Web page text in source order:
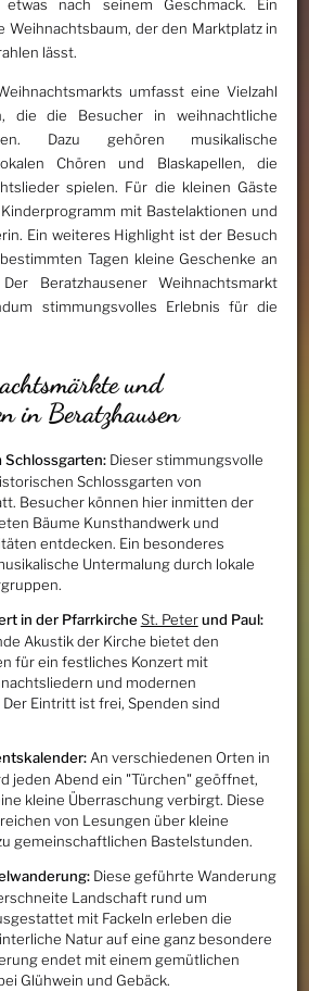
nach seinem Geschmack. Ein
Weihnachtsbaum, der den Marktplatz in
lässt.
umfasst eine Vielzahl
die die Besucher in weihnachtliche
Dazu gehören musikalische
Chören und Blaskapellen, die
spielen. Für die kleinen Gäste
mit Bastelaktionen und
Ein weiteres Highlight ist der Besuch
Tagen kleine Geschenke an
Beratzhausener Weihnachtsmarkt
stimmungsvolles Erlebnis für die
und
in Beratzhausen
Dieser stimmungsvolle
Schlossgarten von
Besucher können hier inmitten der
Bäume Kunsthandwerk und
entdecken. Ein besonderes
Untermalung durch lokale
in der PfarrkircheSt. Peterund Paul:
Akustik der Kirche bietet den
für ein festliches Konzert mit
und modernen
Eintritt ist frei, Spenden sind
An verschiedenen Orten in
jeden Abend ein "Türchen" geöffnet,
kleine Überraschung verbirgt. Diese
von Lesungen über kleine
gemeinschaftlichen Bastelstunden.
Diese geführte Wanderung
Landschaft rund um
mit Fackeln erleben die
Natur auf eine ganz besondere
endet mit einem gemütlichen
Glühwein und Gebäck.